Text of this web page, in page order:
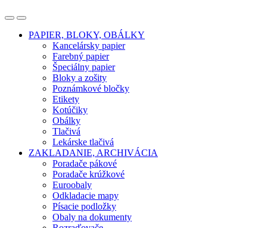
OpenClose
PAPIER, BLOKY, OBÁLKY
Kancelársky papier
Farebný papier
Špeciálny papier
Bloky a zošity
Poznámkové bločky
Etikety
Kotúčiky
Obálky
Tlačivá
Lekárske tlačivá
ZAKLADANIE, ARCHIVÁCIA
Poradače pákové
Poradače krúžkové
Euroobaly
Odkladacie mapy
Písacie podložky
Obaly na dokumenty